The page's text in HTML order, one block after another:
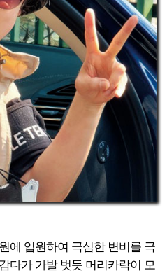
에 입원하여 극심한 변비를 극
다가 가발 벗듯 머리카락이 모